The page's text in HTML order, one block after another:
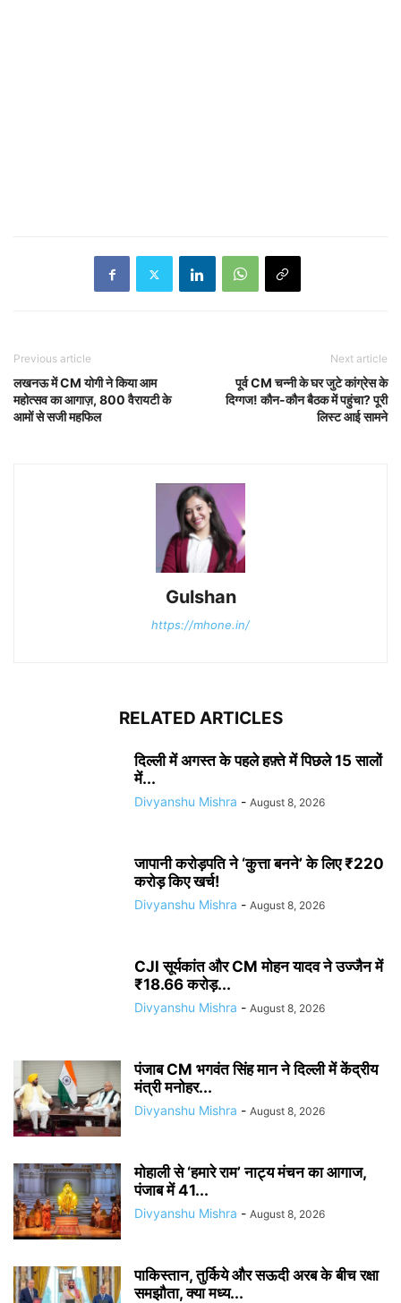
Previous article
लखनऊ में CM योगी ने किया आम
महोत्सव का आगाज़, 800 वैरायटी के
आमों से सजी महफिल
Next article
पूर्व CM चन्नी के घर जुटे कांग्रेस के
दिग्गज! कौन-कौन बैठक में पहुंचा? पूरी
लिस्ट आई सामने
Gulshan
https://mhone.in/
RELATED ARTICLES
दिल्ली में अगस्त के पहले हफ़्ते में पिछले 15 सालों
में...
Divyanshu Mishra - August 8, 2026
जापानी करोड़पति ने ‘कुत्ता बनने’ के लिए ₹220
करोड़ किए खर्च!
Divyanshu Mishra - August 8, 2026
CJI सूर्यकांत और CM मोहन यादव ने उज्जैन में
₹18.66 करोड़...
Divyanshu Mishra - August 8, 2026
पंजाब CM भगवंत सिंह मान ने दिल्ली में केंद्रीय
मंत्री मनोहर...
Divyanshu Mishra - August 8, 2026
मोहाली से ‘हमारे राम’ नाट्य मंचन का आगाज,
पंजाब में 41...
Divyanshu Mishra - August 8, 2026
पाकिस्तान, तुर्किये और सऊदी अरब के बीच रक्षा
समझौता, क्या मध्य...